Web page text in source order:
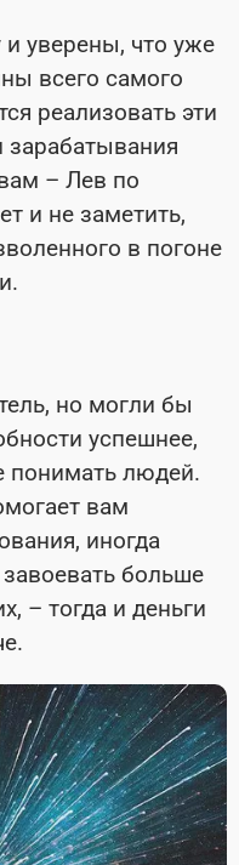
и уверены, что уже
всего самого
реализовать эти
– Лев по
и не заметить,
в погоне
но могли бы
успешнее,
понимать людей.
вам
иногда
больше
– тогда и деньги